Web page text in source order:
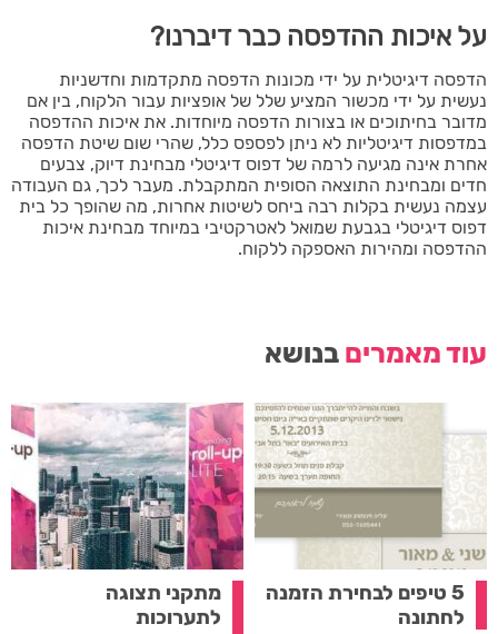
על איכות ההדפסה כבר דיברנו?
הדפסה דיגיטלית על ידי מכונות הדפסה מתקדמות וחדשניות
נעשית על ידי מכשור המציע שלל של אופציות עבור הלקוח, בין אם
מדובר בחיתוכים או בצורות הדפסה מיוחדות. את איכות ההדפסה
במדפסות דיגיטליות לא ניתן לפספס כלל, שהרי שום שיטת הדפסה
אחרת אינה מגיעה לרמה של דפוס דיגיטלי מבחינת דיוק, צבעים
חדים ומבחינת התוצאה הסופית המתקבלת. מעבר לכך, גם העבודה
עצמה נעשית בקלות רבה ביחס לשיטות אחרות, מה שהופך כל בית
דפוס דיגיטלי בגבעת שמואל לאטרקטיבי במיוחד מבחינת איכות
ההדפסה ומהירות האספקה ללקוח.
עוד מאמרים בנושא
5 טיפים לבחירת הזמנה
לחתונה
מתקני תצוגה
לתערוכות